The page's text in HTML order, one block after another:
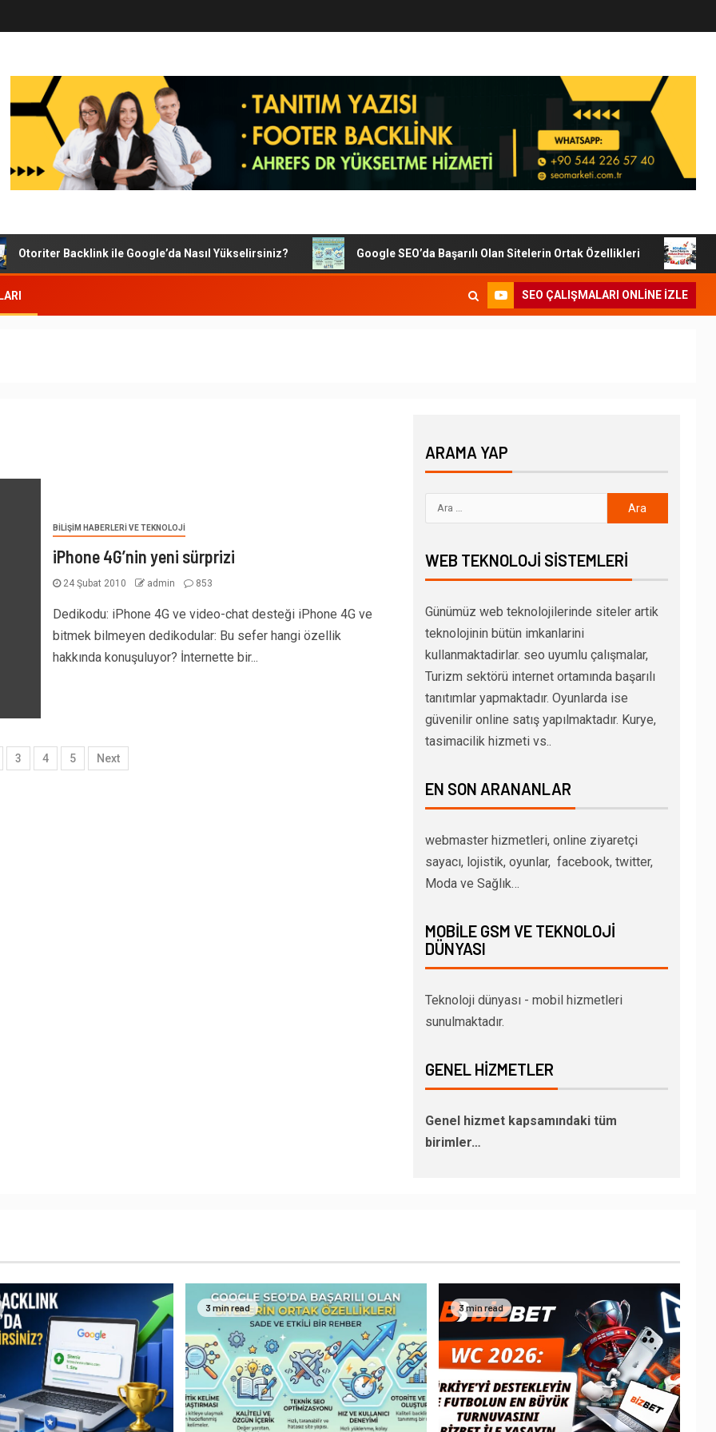
Backlink ile Google’da Nasıl Yükselirsiniz? Google SEO’da Başarılı Olan Sitelerin Ortak Özellikleri
SEO ÇALIŞMALARI ONLINE IZLE
BILIŞIM HABERLERI VE TEKNOLOJI
iPhone 4G’nin yeni sürprizi
24 Şubat 2010 admin 853
Dedikodu: iPhone 4G ve video-chat desteği iPhone 4G ve
bitmek bilmeyen dedikodular: Bu sefer hangi özellik
hakkında konuşuluyor? İnternette bir...
3 4 5 Next
ARAMA YAP
WEB TEKNOLOJI SISTEMLERI
Günümüz web teknolojilerinde siteler artik
teknolojinin bütün imkanlarini
kullanmaktadirlar. seo uyumlu çalışmalar,
Turizm sektörü internet ortamında başarılı
tanıtımlar yapmaktadır. Oyunlarda ise
güvenilir online satış yapılmaktadır. Kurye,
tasimacilik hizmeti vs..
EN SON ARANANLAR
webmaster hizmetleri, online ziyaretçi
sayacı, lojistik, oyunlar, facebook, twitter,
Moda ve Sağlık…
MOBILE GSM VE TEKNOLOJI
DÜNYASI
Teknoloji dünyası - mobil hizmetleri
sunulmaktadır.
GENEL HIZMETLER
Genel hizmet kapsamındaki tüm
birimler…
3 min read 3 min read